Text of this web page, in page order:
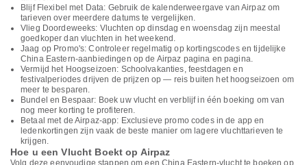
Blijf Flexibel met Data: Gebruik de kalenderweergave van Airpaz om
tarieven over meerdere datums te vergelijken.
Vlieg Doordeweeks: Vluchten op dinsdag en woensdag zijn meestal
goedkoper dan vluchten in het weekend.
Jaag op Promo's: Controleer regelmatig op kortingscodes en tijdelijke
China Eastern-aanbiedingen op de Airpaz pagina en pagina.
Vermijd het Hoogseizoen: Schoolvakanties, feestdagen en
festivalperiodes drijven de prijzen op — reis buiten het hoogseizoen om
meer te besparen.
Bundel en Bespaar: Boek uw vlucht en verblijf in één boeking om van
nog meer korting te profiteren.
Betaal met de Airpaz-app: Exclusieve promo codes in de app en
ledenkortingen zijn vaak de beste manier om lagere vluchttarieven te
krijgen.
Hoe u een Vlucht Boekt op Airpaz
Volg deze eenvoudige stappen om een China Eastern-vlucht te boeken op